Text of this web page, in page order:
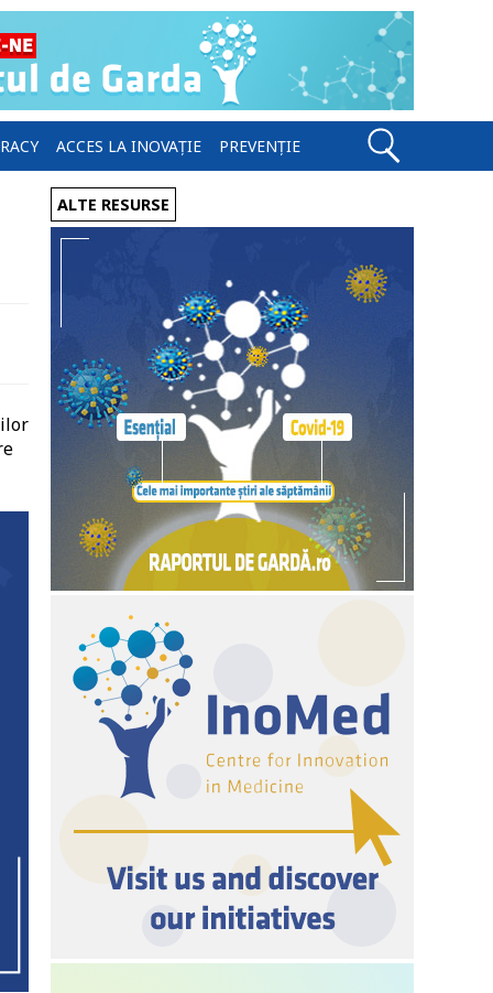
ACCES LA INOVAȚIE PREVENȚIE
ALTE RESURSE